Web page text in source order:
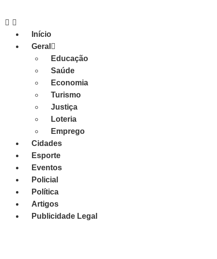
Início
Geral
Educação
Saúde
Economia
Turismo
Justiça
Loteria
Emprego
Cidades
Esporte
Eventos
Policial
Política
Artigos
Publicidade Legal